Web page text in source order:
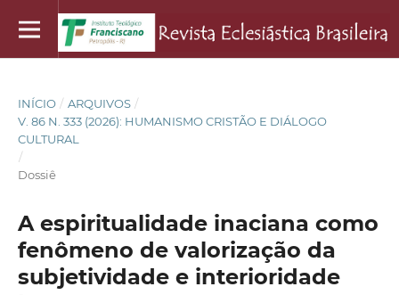
INÍCIO / ARQUIVOS /
V. 86 N. 333 (2026): HUMANISMO CRISTÃO E DIÁLOGO
CULTURAL
/
Dossiê
A espiritualidade inaciana como
fenômeno de valorização da
subjetividade e interioridade